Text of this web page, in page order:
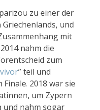
zu einer der
und
mit
nahm die
zum
” teil und
2018 war sie
um Zypern
und nahm sogar